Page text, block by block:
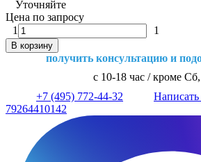
Уточняйте
Цена по запросу
1
1
В корзину
получить консультацию и
с 10-18 час / кроме
+7 (495) 772-44-32
Написать
79264410142